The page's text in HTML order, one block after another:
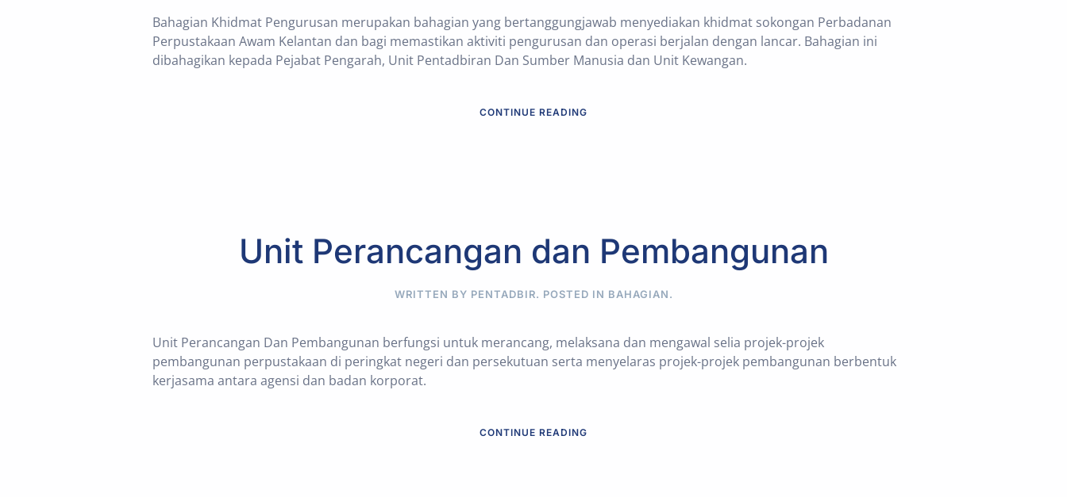
Bahagian Khidmat Pengurusan merupakan bahagian yang bertanggungjawab menyediakan khidmat sokongan Perbadanan
Perpustakaan Awam Kelantan dan bagi memastikan aktiviti pengurusan dan operasi berjalan dengan lancar. Bahagian ini
dibahagikan kepada Pejabat Pengarah, Unit Pentadbiran Dan Sumber Manusia dan Unit Kewangan.
CONTINUE READING
Unit Perancangan dan Pembangunan
WRITTEN BY PENTADBIR. POSTED IN BAHAGIAN.
Unit Perancangan Dan Pembangunan berfungsi untuk merancang, melaksana dan mengawal selia projek-projek
pembangunan perpustakaan di peringkat negeri dan persekutuan serta menyelaras projek-projek pembangunan berbentuk
kerjasama antara agensi dan badan korporat.
CONTINUE READING